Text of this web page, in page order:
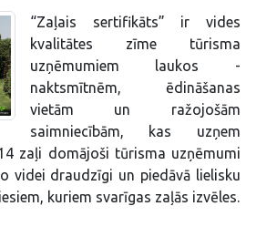
“Zaļais sertifikāts” ir vides
kvalitātes zīme tūrisma
uzņēmumiem laukos -
naktsmītnēm, ēdināšanas
vietām un ražojošām
saimniecībām, kas uzņem
zaļi domājoši tūrisma uzņēmumi
videi draudzīgi un piedāvā lielisku
kuriem svarīgas zaļās izvēles.